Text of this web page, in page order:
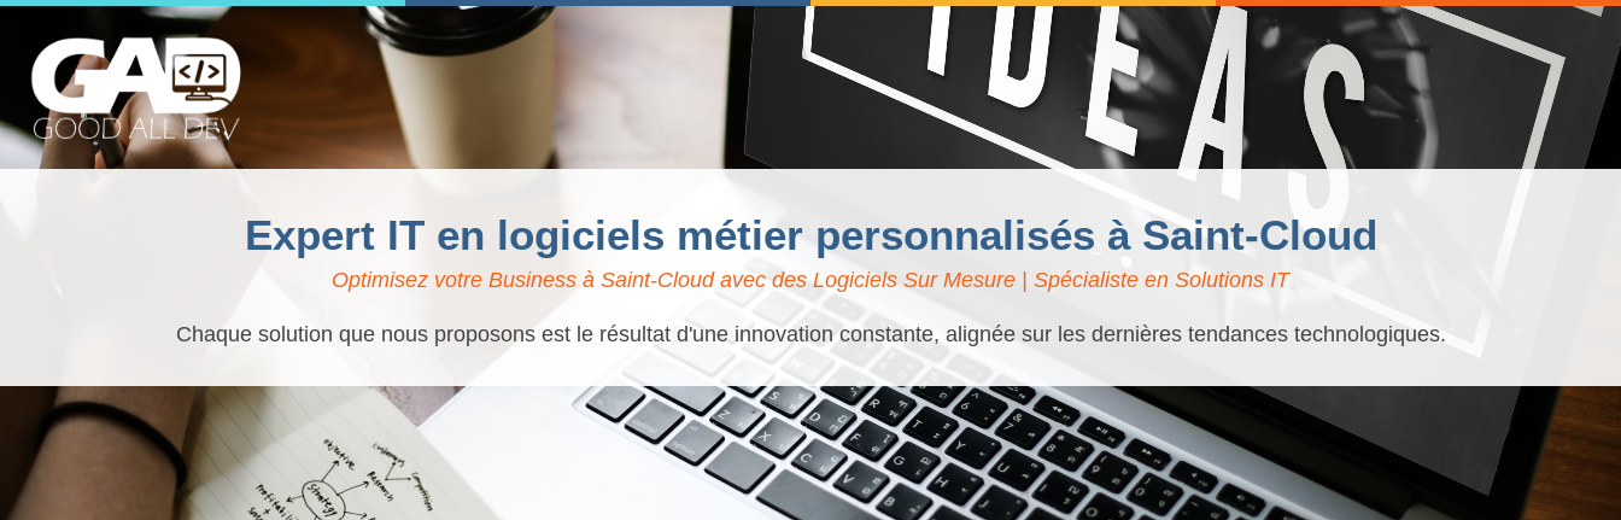
Expert IT en logiciels métier personnalisés à Saint-Cloud
Optimisez votre Business à Saint-Cloud avec des Logiciels Sur Mesure | Spécialiste en Solutions IT
Chaque solution que nous proposons est le résultat d'une innovation constante, alignée sur les dernières tendances technologiques.